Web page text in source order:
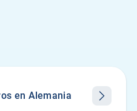
en Alemania